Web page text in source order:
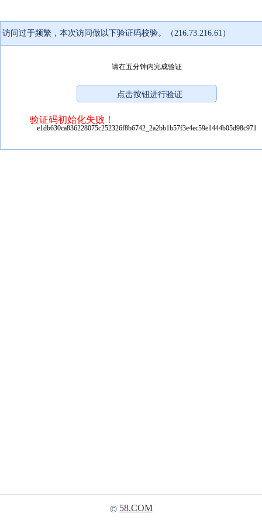
访问过于频繁，本次访问做以下验证码校验。（216.73.216.61）
请在五分钟内完成验证
验证码初始化失败！
e1db630ca836228075c252326f8b6742_2a2bb1b57f3e4ec59e1444b05d98c971
© 58.COM